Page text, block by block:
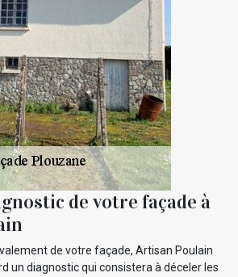
de votre façade à
de votre façade, Artisan Poulain
un diagnostic qui consistera à déceler les